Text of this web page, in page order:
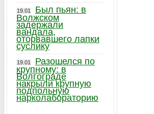
19.01
Был пьян: в
Волжском
задержали
вандала,
оторвавшего лапки
суслику
19.01
Разошелся по
крупному: в
Волгограде
накрыли крупную
подпольную
нарколабораторию